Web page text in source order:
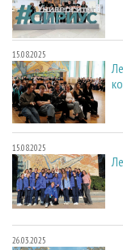
15.08.2025
15.08.2025
26.03.2025